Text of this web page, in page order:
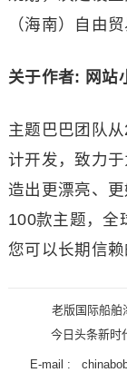
（海南）自由
关于作者: 网站
主题巴巴团队
计开发，致力
造出更漂亮、
100款主题，全
您可以长期信赖
老版国际船舶
今日头条新时
E-mail :